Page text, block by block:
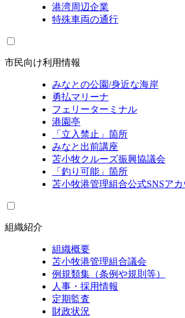
港湾周辺企業
特殊車両の通行
市民向け利用情報
みなとの公園/身近な海岸
勇払マリーナ
フェリーターミナル
港園亭
「立入禁止」箇所
みなと出前講座
苫小牧クルーズ振興協議会
「釣り可能」箇所
苫小牧港管理組合公式SNSアカ
組織紹介
組織概要
苫小牧港管理組合議会
例規類集（条例や規則等）
人事・採用情報
定期監査
財政状況